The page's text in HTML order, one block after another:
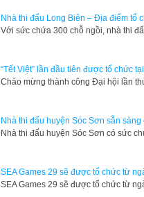
Nhà thi đấu Long Biên – Địa điểm tổ
Với sức chứa 300 chỗ ngồi, nhà thi
“Tết Việt” lần đầu tiên được tổ chức
Chào mừng thành công Đại hội lần
Nhà thi đấu huyện Sóc Sơn sẵn sàng
Nhà thi đấu huyện Sóc Sơn có sức
SEA Games 29 sẽ được tổ chức từ
SEA Games 29 sẽ được tổ chức từ